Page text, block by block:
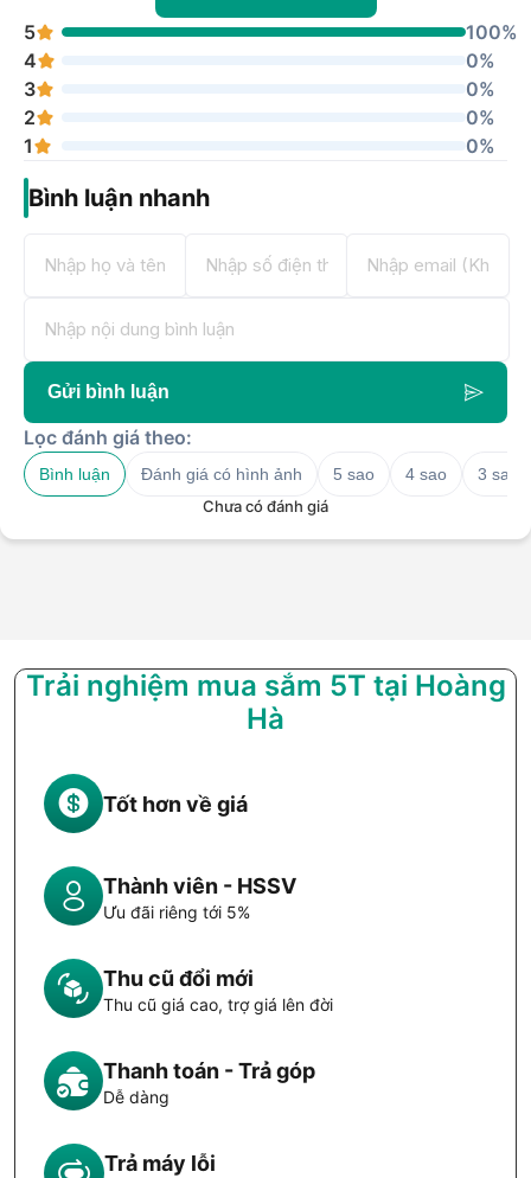
5
100%
4
0%
3
0%
2
0%
1
0%
Bình luận nhanh
Gửi bình luận
Lọc đánh giá theo:
Bình luận Đánh giá có hình ảnh 5 sao 4 sao
3 sao
Chưa có đánh giá
Trải nghiệm mua sắm 5T tại Hoàng
Hà
Tốt hơn về giá
Thành viên - HSSV
Ưu đãi riêng tới 5%
Thu cũ đổi mới
Thu cũ giá cao, trợ giá lên đời
Thanh toán - Trả góp
Dễ dàng
Trả máy lỗi